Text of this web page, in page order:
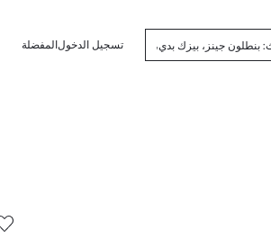
تسجيل الدخولالمفضلة